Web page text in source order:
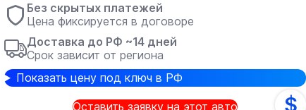
Без скрытых платежей
Цена фиксируется в договоре
Доставка до РФ ~14 дней
Срок зависит от региона
Показать цену под ключ в РФ
Оставить заявку на этот авто
$